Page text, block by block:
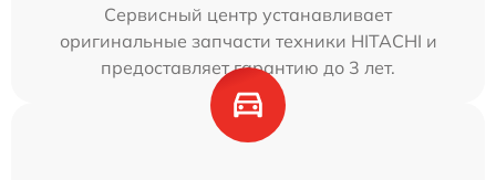
Сервисный центр устанавливает
оригинальные запчасти техники HITACHI и
предоставляет гарантию до 3 лет.